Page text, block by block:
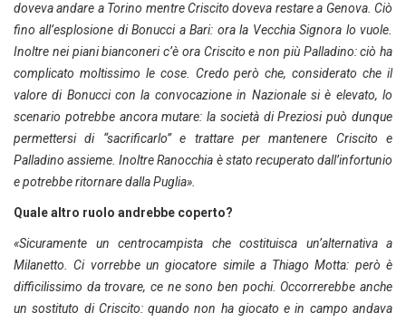
doveva andare a Torino mentre Criscito doveva restare a Genova. Ciò
fino all’esplosione di Bonucci a Bari: ora la Vecchia Signora lo vuole.
Inoltre nei piani bianconeri c’è ora Criscito e non più Palladino: ciò ha
complicato moltissimo le cose. Credo però che, considerato che il
valore di Bonucci con la convocazione in Nazionale si è elevato, lo
scenario potrebbe ancora mutare: la società di Preziosi può dunque
permettersi di “sacrificarlo” e trattare per mantenere Criscito e
Palladino assieme. Inoltre Ranocchia è stato recuperato dall’infortunio
e potrebbe ritornare dalla Puglia».
Quale altro ruolo andrebbe coperto?
«Sicuramente un centrocampista che costituisca un’alternativa a
Milanetto. Ci vorrebbe un giocatore simile a Thiago Motta: però è
difficilissimo da trovare, ce ne sono ben pochi. Occorrerebbe anche
un sostituto di Criscito: quando non ha giocato e in campo andava